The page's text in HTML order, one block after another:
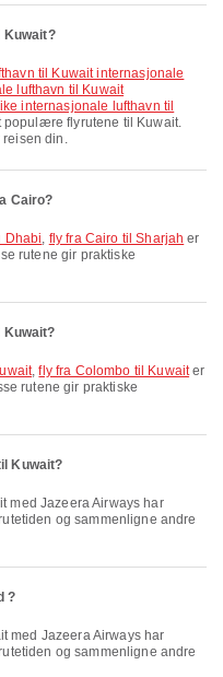
Kuwait?
lufthavn til Kuwait
internasjonale lufthavn til
populære flyrutene til Kuwait.
reisen din.
Cairo?
Dhabi, fly fra Cairo til Sharjah er
rutene gir praktiske
,fly fra Colombo til Kuwaiter
rutene gir praktiske
Kuwait?
og sammenligne andre
?
og sammenligne andre